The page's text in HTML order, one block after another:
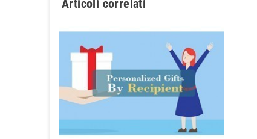
Articoli correlati